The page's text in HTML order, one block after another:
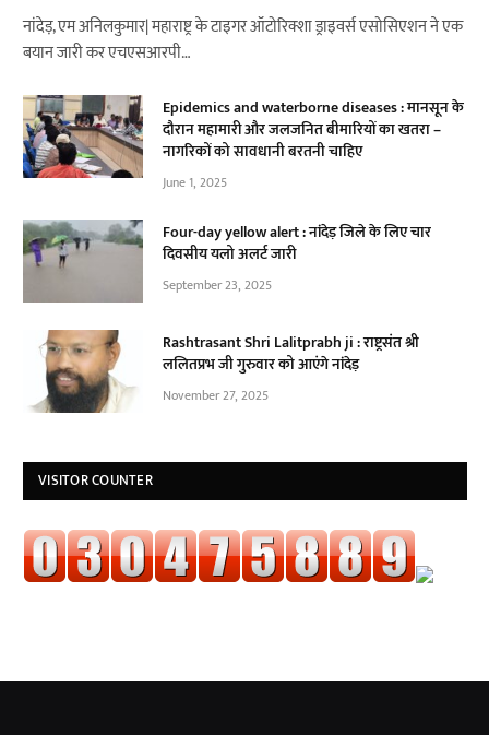
नांदेड़, एम अनिलकुमार| महाराष्ट्र के टाइगर ऑटोरिक्शा ड्राइवर्स एसोसिएशन ने एक
बयान जारी कर एचएसआरपी…
Epidemics and waterborne diseases : मानसून के
दौरान महामारी और जलजनित बीमारियों का खतरा –
नागरिकों को सावधानी बरतनी चाहिए
June 1, 2025
Four-day yellow alert : नांदेड़ जिले के लिए चार
दिवसीय यलो अलर्ट जारी
September 23, 2025
Rashtrasant Shri Lalitprabh ji : राष्ट्रसंत श्री
ललितप्रभ जी गुरुवार को आएंगे नांदेड़
November 27, 2025
VISITOR COUNTER